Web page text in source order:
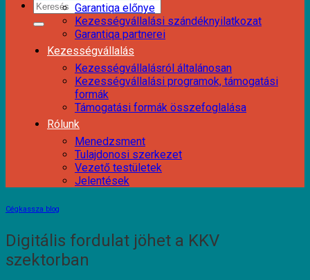
Garantiqa előnye
Kezességvállalási szándéknyilatkozat
Garantiqa partnerei
Kezességvállalás
Kezességvállalásról általánosan
Kezességvállalási programok, támogatási
formák
Támogatási formák összefoglalása
Rólunk
Menedzsment
Tulajdonosi szerkezet
Vezető testületek
Jelentések
Cégkassza blog
Digitális fordulat jöhet a KKV
szektorban